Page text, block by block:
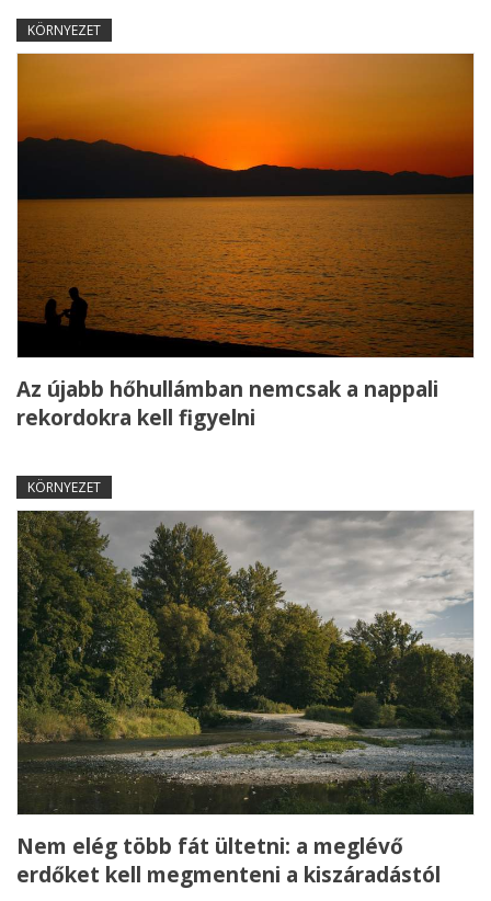
KÖRNYEZET
Az újabb hőhullámban nemcsak a nappali
rekordokra kell figyelni
KÖRNYEZET
Nem elég több fát ültetni: a meglévő
erdőket kell megmenteni a kiszáradástól